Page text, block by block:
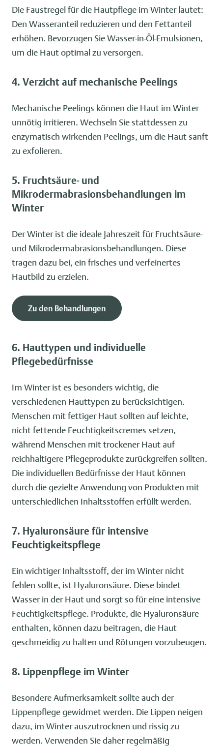
Die Faustregel für die Hautpflege im Winter lautet:
Den Wasseranteil reduzieren und den Fettanteil
erhöhen. Bevorzugen Sie Wasser-in-Öl-Emulsionen,
um die Haut optimal zu versorgen.
4. Verzicht auf mechanische Peelings
Mechanische Peelings können die Haut im Winter
unnötig irritieren. Wechseln Sie stattdessen zu
enzymatisch wirkenden Peelings, um die Haut sanft
zu exfolieren.
5. Fruchtsäure- und
Mikrodermabrasionsbehandlungen im
Winter
Der Winter ist die ideale Jahreszeit für Fruchtsäure-
und Mikrodermabrasionsbehandlungen. Diese
tragen dazu bei, ein frisches und verfeinertes
Hautbild zu erzielen.
Zu den Behandlungen
6. Hauttypen und individuelle
Pflegebedürfnisse
Im Winter ist es besonders wichtig, die
verschiedenen Hauttypen zu berücksichtigen.
Menschen mit fettiger Haut sollten auf leichte,
nicht fettende Feuchtigkeitscremes setzen,
während Menschen mit trockener Haut auf
reichhaltigere Pflegeprodukte zurückgreifen sollten.
Die individuellen Bedürfnisse der Haut können
durch die gezielte Anwendung von Produkten mit
unterschiedlichen Inhaltsstoffen erfüllt werden.
7. Hyaluronsäure für intensive
Feuchtigkeitspflege
Ein wichtiger Inhaltsstoff, der im Winter nicht
fehlen sollte, ist Hyaluronsäure. Diese bindet
Wasser in der Haut und sorgt so für eine intensive
Feuchtigkeitspflege. Produkte, die Hyaluronsäure
enthalten, können dazu beitragen, die Haut
geschmeidig zu halten und Rötungen vorzubeugen.
8. Lippenpflege im Winter
Besondere Aufmerksamkeit sollte auch der
Lippenpflege gewidmet werden. Die Lippen neigen
dazu, im Winter auszutrocknen und rissig zu
werden. Verwenden Sie daher regelmäßig